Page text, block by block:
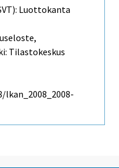
Luottokanta
Tilastokeskus